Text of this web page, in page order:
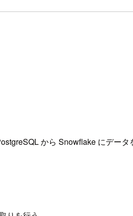
から Snowflake にデー